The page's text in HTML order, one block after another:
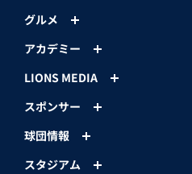
グルメ
アカデミー
LIONS MEDIA
スポンサー
球団情報
スタジアム